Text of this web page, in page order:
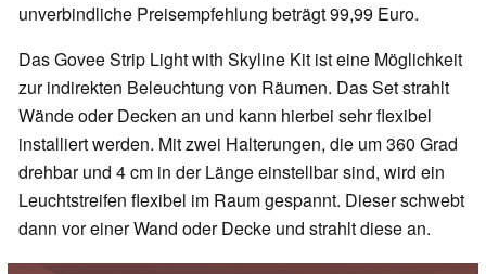
unverbindliche Preisempfehlung beträgt 99,99 Euro.
Das Govee Strip Light with Skyline Kit ist eine Möglichkeit
zur indirekten Beleuchtung von Räumen. Das Set strahlt
Wände oder Decken an und kann hierbei sehr flexibel
installiert werden. Mit zwei Halterungen, die um 360 Grad
drehbar und 4 cm in der Länge einstellbar sind, wird ein
Leuchtstreifen flexibel im Raum gespannt. Dieser schwebt
dann vor einer Wand oder Decke und strahlt diese an.